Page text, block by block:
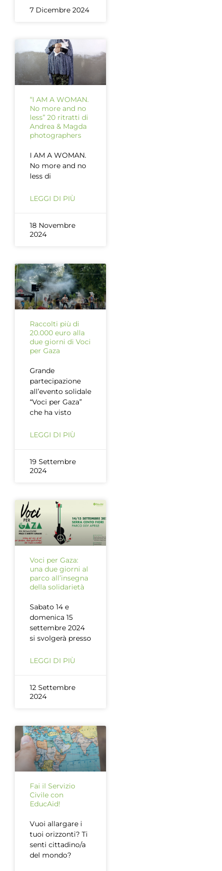
7 Dicembre 2024
“I AM A WOMAN.
No more and no
less” 20 ritratti di
Andrea & Magda
photographers
I AM A WOMAN.
No more and no
less di
LEGGI DI PIÙ
18 Novembre
2024
Raccolti più di
20.000 euro alla
due giorni di Voci
per Gaza
Grande
partecipazione
all’evento solidale
“Voci per Gaza”
che ha visto
LEGGI DI PIÙ
19 Settembre
2024
Voci per Gaza:
una due giorni al
parco all’insegna
della solidarietà
Sabato 14 e
domenica 15
settembre 2024
si svolgerà presso
LEGGI DI PIÙ
12 Settembre
2024
Fai il Servizio
Civile con
EducAid!
Vuoi allargare i
tuoi orizzonti? Ti
senti cittadino/a
del mondo?